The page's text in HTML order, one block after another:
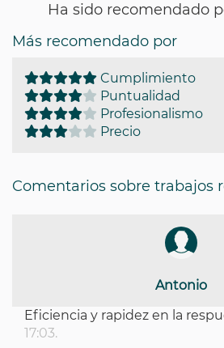
Ha sido recomendado
Más recomendado por
Cumplimiento
Puntualidad
Profesionalismo
Precio
Comentarios sobre trabajos
Antonio
Eficiencia y rapidez en la
17:03.